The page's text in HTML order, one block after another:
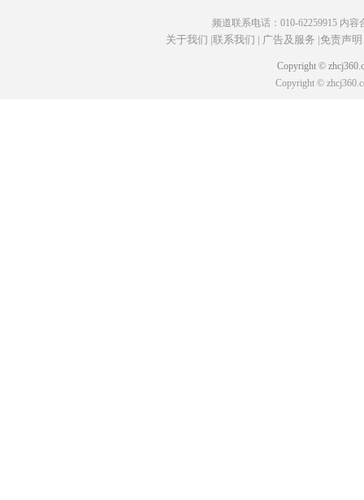
频道联系电话：010-62259915 内容
关于我们 |联系我们 | 广告及服务 |免责声明
Copyright ©
Copyright ©